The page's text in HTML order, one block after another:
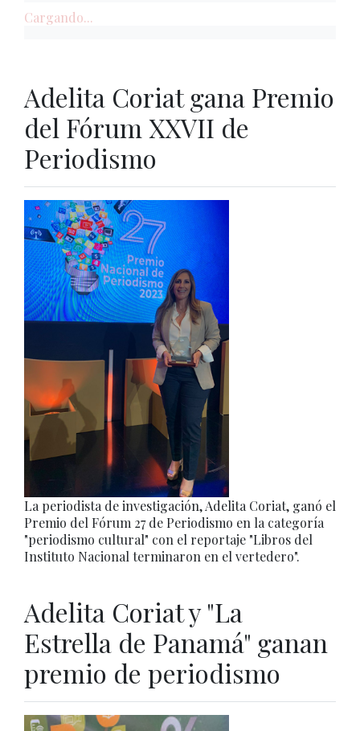
Cargando...
Adelita Coriat gana Premio
del Fórum XXVII de
Periodismo
La periodista de investigación, Adelita Coriat, ganó el
Premio del Fórum 27 de Periodismo en la categoría
"periodismo cultural" con el reportaje "Libros del
Instituto Nacional terminaron en el vertedero".
Adelita Coriat y "La
Estrella de Panamá" ganan
premio de periodismo